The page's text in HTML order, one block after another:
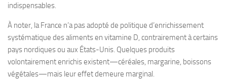
indispensables.
À noter, la France n’a pas adopté de politique d’enrichissement
systématique des aliments en vitamine D, contrairement à certains
pays nordiques ou aux États-Unis. Quelques produits
volontairement enrichis existent—céréales, margarine, boissons
végétales—mais leur effet demeure marginal.